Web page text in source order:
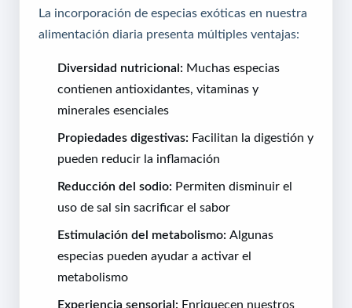
La incorporación de especias exóticas en nuestra
alimentación diaria presenta múltiples ventajas:
Diversidad nutricional: Muchas especias
contienen antioxidantes, vitaminas y
minerales esenciales
Propiedades digestivas: Facilitan la digestión y
pueden reducir la inflamación
Reducción del sodio: Permiten disminuir el
uso de sal sin sacrificar el sabor
Estimulación del metabolismo: Algunas
especias pueden ayudar a activar el
metabolismo
Experiencia sensorial: Enriquecen nuestros